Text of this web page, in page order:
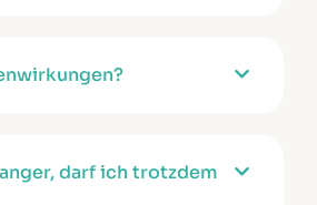
darf ich trotzdem